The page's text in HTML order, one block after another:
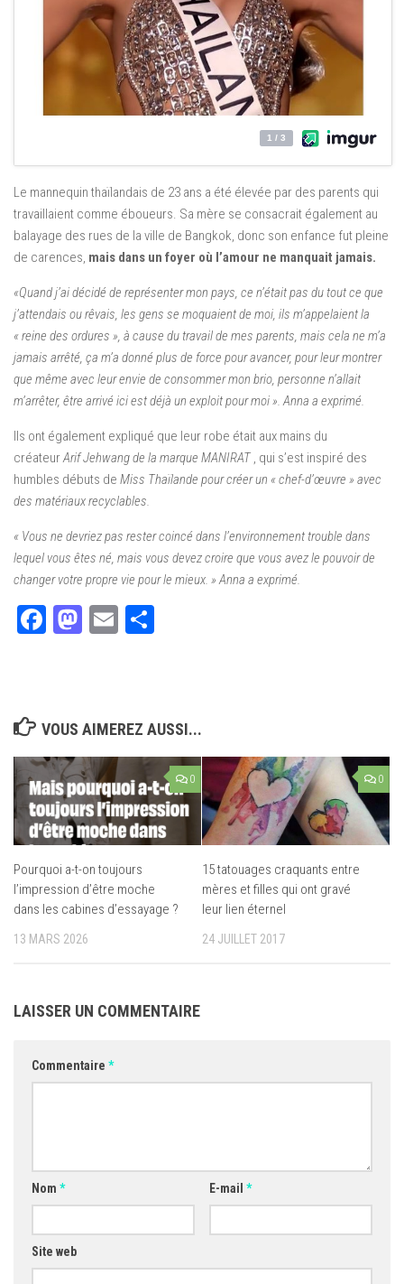
Le mannequin thaïlandais de 23 ans a été élevée par des parents qui
travaillaient comme éboueurs. Sa mère se consacrait également au
balayage des rues de la ville de Bangkok, donc son enfance fut pleine
de carences, mais dans un foyer où l’amour ne manquait jamais.
«Quand j’ai décidé de représenter mon pays, ce n’était pas du tout ce que
j’attendais ou rêvais, les gens se moquaient de moi, ils m’appelaient la
« reine des ordures », à cause du travail de mes parents, mais cela ne m’a
jamais arrêté, ça m’a donné plus de force pour avancer, pour leur montrer
que même avec leur envie de consommer mon brio, personne n’allait
m’arrêter, être arrivé ici est déjà un exploit pour moi ». Anna a exprimé.
Ils ont également expliqué que leur robe était aux mains du
créateurArif Jehwang de la marque MANIRAT , qui s’est inspiré des
humbles débuts de Miss Thaïlande pour créer un « chef-d’œuvre » avec
des matériaux recyclables.
« Vous ne devriez pas rester coincé dans l’environnement trouble dans
lequel vous êtes né, mais vous devez croire que vous avez le pouvoir de
changer votre propre vie pour le mieux. » Anna a exprimé.
Facebook
Mastodon
Email
VOUS AIMEREZ AUSSI...
0
Pourquoi a-t-on toujours
l’impression d’être moche
dans les cabines d’essayage ?
13 MARS 2026
0
15 tatouages craquants entre
mères et filles qui ont gravé
leur lien éternel
24 JUILLET 2017
LAISSER UN COMMENTAIRE
Commentaire *
Nom * E-mail *
Site web